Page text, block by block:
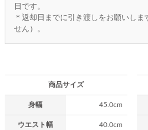
日です。
＊返却日までに引き渡しをお願いしま
せん）。
商品サイズ
身幅 45.0cm
ウエスト幅 40.0cm